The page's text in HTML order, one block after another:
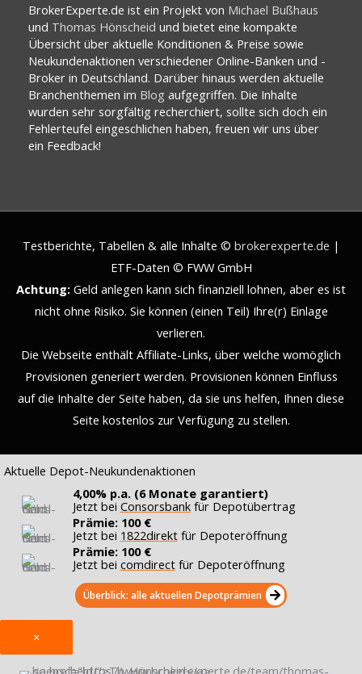
BrokerExperte.de ist ein Projekt von Michael Bußhaus
und Thomas Hönscheid und bietet eine kompakte
Übersicht über aktuelle Konditionen & Preise sowie
Neukundenaktionen verschiedener Online-Banken und -
Broker in Deutschland. Darüber hinaus werden aktuelle
Branchenthemen im Blog aufgegriffen. Die Inhalte
wurden sehr sorgfältig recherchiert, sollte sich doch ein
Fehlerteufel eingeschlichen haben, freuen wir uns über
ein Feedback!
Testberichte, Tabellen & alle Inhalte © brokerexperte.de |
ETF-Daten © FWW GmbH
Achtung: Geld anlegen kann sich finanziell lohnen, aber es ist
nicht ohne Risiko. Sie können (einen Teil) Ihre(r) Einlage
verlieren.
Die Webseite enthält Affiliate-Links, über welche womöglich
Provisionen generiert werden. Provisionen können Einfluss
auf die Inhalte der Seite haben, da sie uns helfen, Ihnen diese
Seite kostenlos zur Verfügung zu stellen.
Aktuelle Depot-Neukundenaktionen
4,00% p.a. (6 Monate garantiert)
Jetzt bei Consorsbankfür Depotübertrag
Prämie: 100 €
Jetzt bei 1822direktfür Depoteröffnung
Prämie: 100 €
Jetzt bei comdirectfür Depoteröffnung
Überblick: alle aktuellen Depotprämien
×